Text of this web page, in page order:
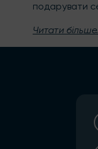
подарувати
Читати